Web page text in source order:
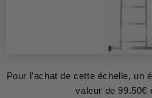
Pour l'achat de cette échelle, un
valeur de 99.50€